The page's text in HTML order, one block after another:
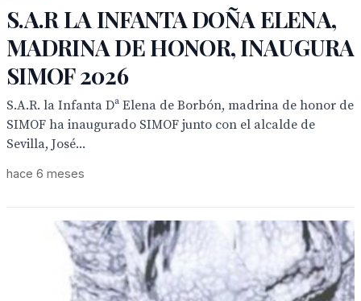
S.A.R LA INFANTA DOÑA ELENA,
MADRINA DE HONOR, INAUGURA
SIMOF 2026
S.A.R. la Infanta Dª Elena de Borbón, madrina de honor de
SIMOF ha inaugurado SIMOF junto con el alcalde de
Sevilla, José...
hace 6 meses